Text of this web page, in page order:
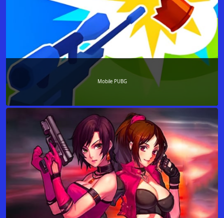
Mobile PUBG